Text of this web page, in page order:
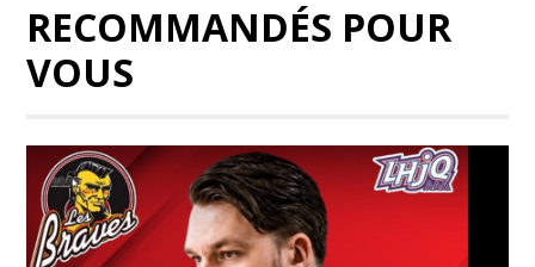
RECOMMANDÉS POUR
VOUS